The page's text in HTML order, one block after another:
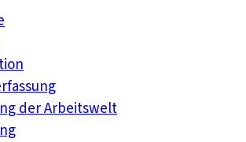
der Arbeitswelt